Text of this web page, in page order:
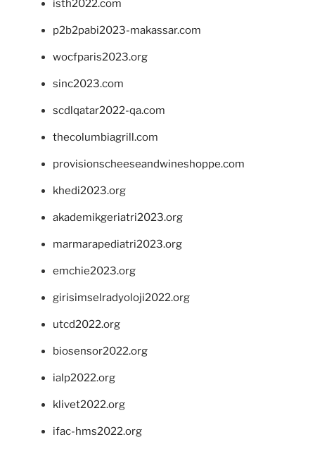
isth2022.com
p2b2pabi2023-makassar.com
wocfparis2023.org
sinc2023.com
scdlqatar2022-qa.com
thecolumbiagrill.com
provisionscheeseandwineshoppe.com
khedi2023.org
akademikgeriatri2023.org
marmarapediatri2023.org
emchie2023.org
girisimselradyoloji2022.org
utcd2022.org
biosensor2022.org
ialp2022.org
klivet2022.org
ifac-hms2022.org